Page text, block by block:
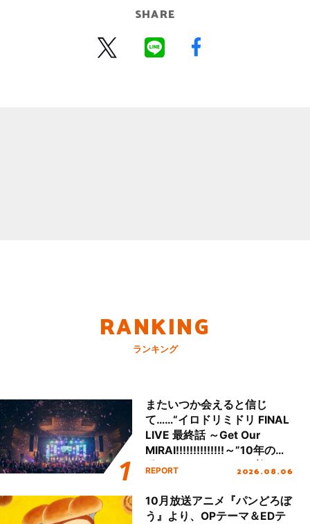
SHARE
RANKING
ランキング
またいつか会えると信じ
て……“イロドリミドリ FINAL
LIVE 最終話 ～Get Our
MIRAI!!!!!!!!!!!!!!～”10年の活
動を経てファイナルを迎える
REPORT 2026.08.06
10月放送アニメ『パンどろぼ
う』より、OPテーマ＆EDテ